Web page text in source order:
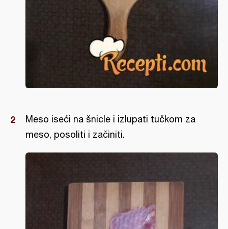
Meso iseći na šnicle i izlupati tučkom za
meso, posoliti i začiniti.